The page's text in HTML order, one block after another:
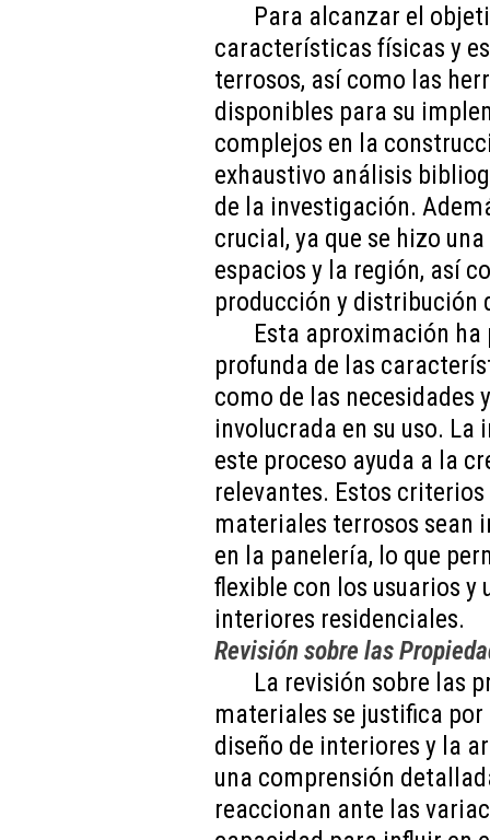
Para alcanzar el
características físicas y
terrosos, así como las
disponibles para su
complejos en la
exhaustivo análisis
de la investigación.
crucial, ya que se hizo
espacios y la región, así
producción y distribución
Esta aproximación
profunda de las
como de las necesidades
involucrada en su uso.
este proceso ayuda a la
relevantes. Estos
materiales terrosos sean
en la panelería, lo que
flexible con los usuarios
interiores residenciales.
Revisión sobre las
La revisión sobre las
materiales se justifica
diseño de interiores y la
una comprensión
reaccionan ante las